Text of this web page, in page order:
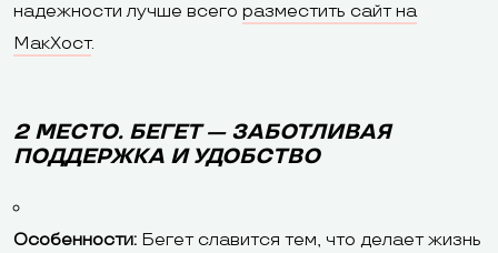
надежности лучше всего разместить сайт на
МакХост.
2 МЕСТО. БЕГЕТ — ЗАБОТЛИВАЯ
ПОДДЕРЖКА И УДОБСТВО
Особенности: Бегет славится тем, что делает жизнь